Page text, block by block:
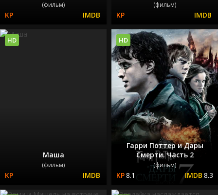
(фильм) (фильм)
Маша
(фильм)
HD
Гарри Поттер и Дары
Смерти. Часть 2
(фильм)
8.1 8.3
HD